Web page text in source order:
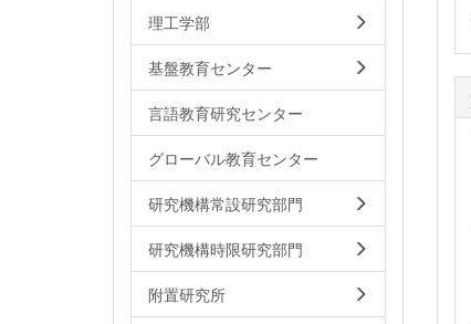
理工学部
基盤教育センター
言語教育研究センター
グローバル教育センター
研究機構常設研究部門
研究機構時限研究部門
附置研究所